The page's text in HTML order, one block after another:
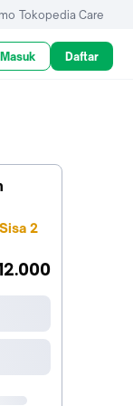
Tokopedia Care
Masuk Daftar
Sisa 2